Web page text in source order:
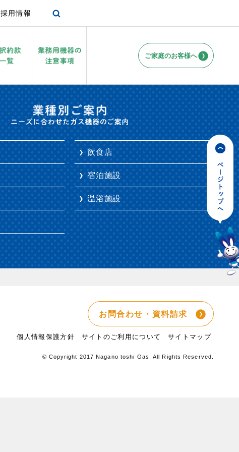
ガス厨房のメリット
温浴施設
ご家庭のお客様へ
採用情報
飲食店
宿泊施設
温浴施設
お問合わせ・資料請求
個人情報保護方針 サイトのご利用について サイトマップ
© Copyright 2017 Nagano toshi Gas. All Rights Reserved.